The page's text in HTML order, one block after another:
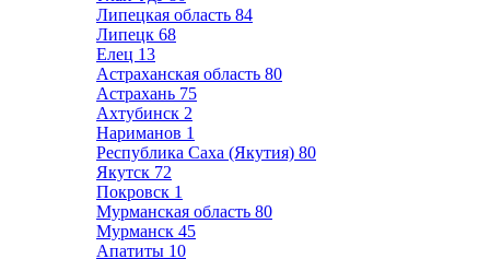
Липецкая область 84
Липецк 68
Елец 13
Астраханская область 80
Астрахань 75
Ахтубинск 2
Нариманов 1
Республика Саха (Якутия) 80
Якутск 72
Покровск 1
Мурманская область 80
Мурманск 45
Апатиты 10